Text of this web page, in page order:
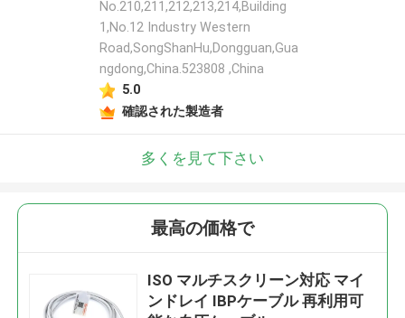
No.210,211,212,213,214,Building
1,No.12 Industry Western
Road,SongShanHu,Dongguan,Gua
ngdong,China.523808 ,China
5.0
確認された製造者
多くを見て下さい
最高の価格で
ISO マルチスクリーン対応 マイ
ンドレイ IBPケーブル 再利用可